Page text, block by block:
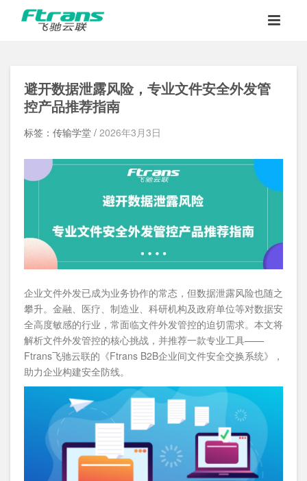
避开数据泄露风险，专业文件安全外发管
控产品推荐指南
标签：传输学堂 / 2026年3月3日
企业文件外发已成为业务协作的常态，但数据泄露风险也随之
攀升。金融、医疗、制造业、科研机构及政府单位等对数据安
全高度敏感的行业，常面临文件外发管控的迫切需求。本文将
解析文件外发管控的核心挑战，并推荐一款专业工具——
Ftrans飞驰云联的《Ftrans B2B企业间文件安全交换系统》，
助力企业构建安全防线。